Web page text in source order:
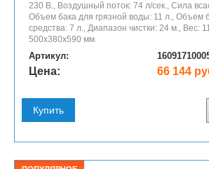
230 В., Воздушный поток: 74 л/сек., Сила
Объем бака для грязной воды: 11 л., Объем
средства: 7 л., Диапазон чистки: 24 м., Вес:
500x380x590 мм.
Артикул:
Цена: 66 144
Купить